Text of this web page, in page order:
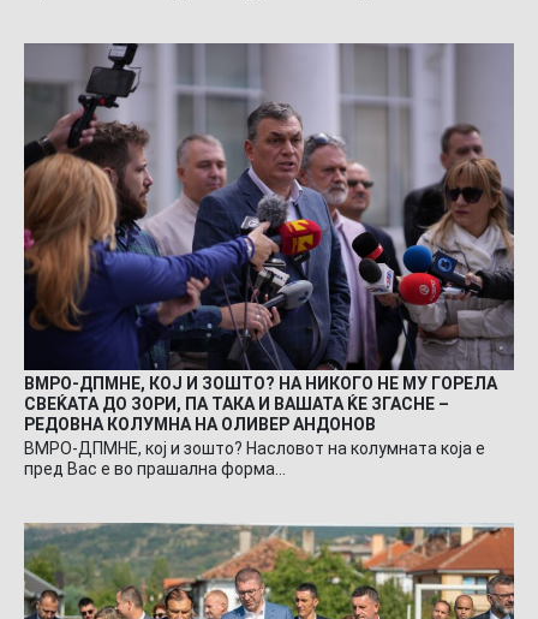
ВМРО-ДПМНЕ, КОЈ И ЗОШТО? НА НИКОГО НЕ МУ ГОРЕЛА
СВЕЌАТА ДО ЗОРИ, ПА ТАКА И ВАШАТА ЌЕ ЗГАСНЕ –
РЕДОВНА КОЛУМНА НА ОЛИВЕР АНДОНОВ
ВМРО-ДПМНЕ, кој и зошто? Насловот на колумната која е
пред Вас е во прашална форма…